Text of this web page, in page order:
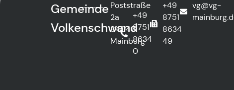
Gemeinde
Volkenschwand
Poststraße
2a
84048
Mainburg
+49
8751
8634
0
+49
8751
8634
49
vg@vg-